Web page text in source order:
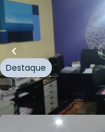
Casa
Rua Ezequiel Freire,
Destaque
Cód. 485479